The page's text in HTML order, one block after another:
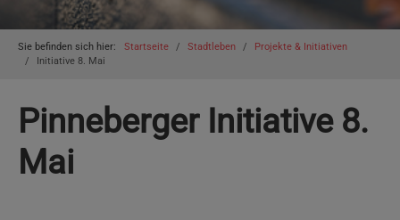
You are here:
Sie befinden sich hier: Startseite Stadtleben
Projekte & Initiativen
Initiative 8. Mai
Pinneberger Initiative 8.
Mai